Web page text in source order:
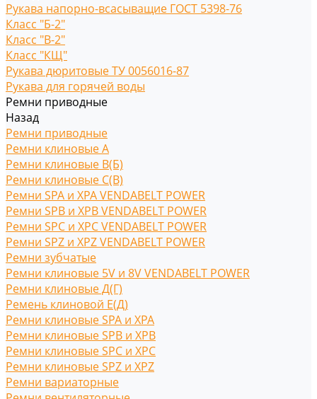
Рукава напорно-всасыващие ГОСТ 5398-76
Класс "Б-2"
Класс "В-2"
Класс "КЩ"
Рукава дюритовые ТУ 0056016-87
Рукава для горячей воды
Ремни приводные
Назад
Ремни приводные
Ремни клиновые A
Ремни клиновые В(Б)
Ремни клиновые С(B)
Ремни SPA и XPA VENDABELT POWER
Ремни SPB и XPB VENDABELT POWER
Ремни SPC и XPC VENDABELT POWER
Ремни SPZ и XPZ VENDABELT POWER
Ремни зубчатые
Ремни клиновые 5V и 8V VENDABELT POWER
Ремни клиновые Д(Г)
Ремень клиновой Е(Д)
Ремни клиновые SPA и XPA
Ремни клиновые SPB и XPB
Ремни клиновые SPC и XPC
Ремни клиновые SPZ и XPZ
Ремни вариаторные